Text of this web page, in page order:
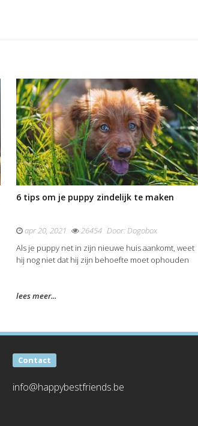
6 tips om je puppy zindelijk te maken
apr 20, 2021 26454 Door:Dogobox
Als je puppy net in zijn nieuwe huis aankomt, weet
hij nog niet dat hij zijn behoefte moet ophouden
lees meer...
Contact
info@happybestfriends.be